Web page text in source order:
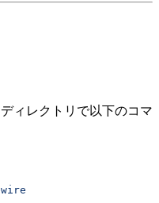
ィレクトリで以下のコマ